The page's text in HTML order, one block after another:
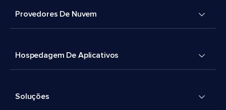
Provedores De Nuvem
Hospedagem De Aplicativos
Soluções